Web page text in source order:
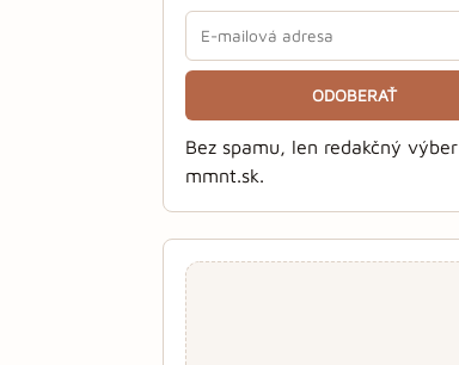
ODOBERAŤ
Bez spamu, len redakčný výber
mmnt.sk.